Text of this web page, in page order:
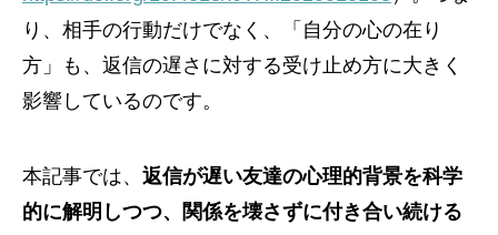
り、相手の行動だけでなく、「自分の心の在り
方」も、返信の遅さに対する受け止め方に大きく
影響しているのです。
本記事では、 返信が遅い友達の心理的背景を科学
的に解明しつつ、関係を壊さずに付き合い続ける